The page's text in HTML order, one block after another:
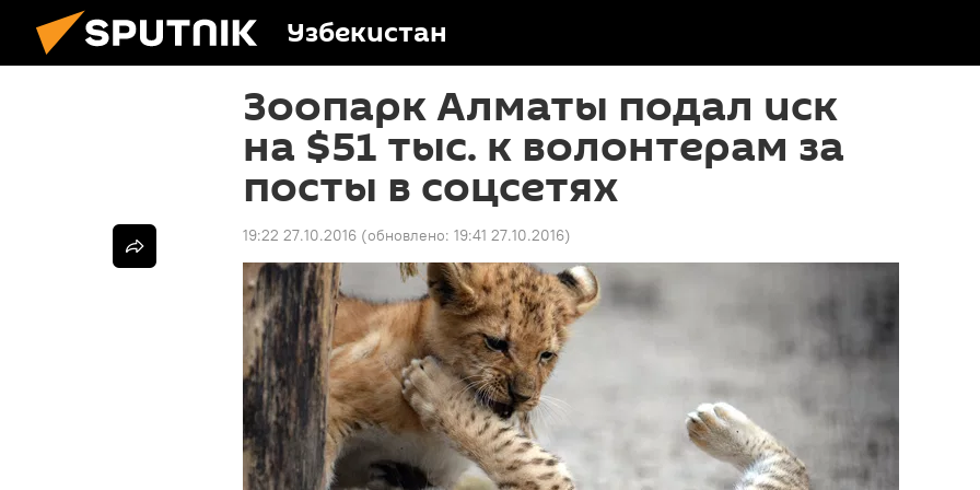
Узбекистан
Зоопарк Алматы подал иск
на $51 тыс. к волонтерам за
посты в соцсетях
19:22 27.10.2016 (обновлено: 19:41 27.10.2016)